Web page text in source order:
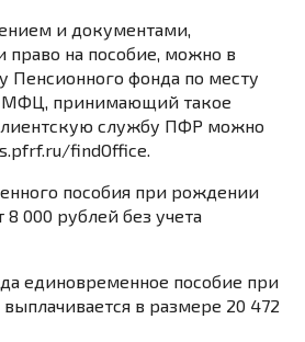
и документами,
на пособие, можно в
Пенсионного фонда по месту
МФЦ, принимающий такое
службу ПФР можно
findOffice.
пособия при рождении
8 000 рублей без учета
единовременное пособие при
в размере 20 472